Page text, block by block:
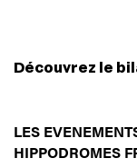
Découvrez le
LES
HIPPODROMES